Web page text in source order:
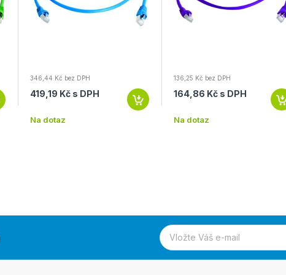
346,44 Kč bez DPH
419,19 Kč s DPH
Na dotaz
136,25 Kč bez DPH
164,86 Kč s DPH
Na dotaz